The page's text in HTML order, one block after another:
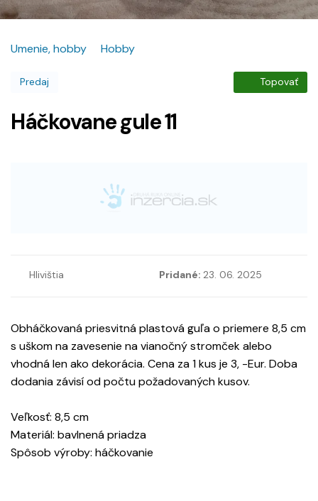
Umenie, hobby Hobby
Predaj Topovať
Háčkovane gule 11
Hlivištia Pridané: 23. 06. 2025
Obháčkovaná priesvitná plastová guľa o priemere 8,5 cm
s uškom na zavesenie na vianočný stromček alebo
vhodná len ako dekorácia. Cena za 1 kus je 3, -Eur. Doba
dodania závisí od počtu požadovaných kusov.
Veľkosť: 8,5 cm
Materiál: bavlnená priadza
Spôsob výroby: háčkovanie